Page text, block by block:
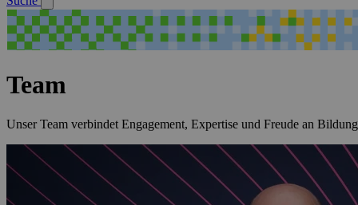
Team
Unser Team verbindet Engagement, Expertise und Freude an